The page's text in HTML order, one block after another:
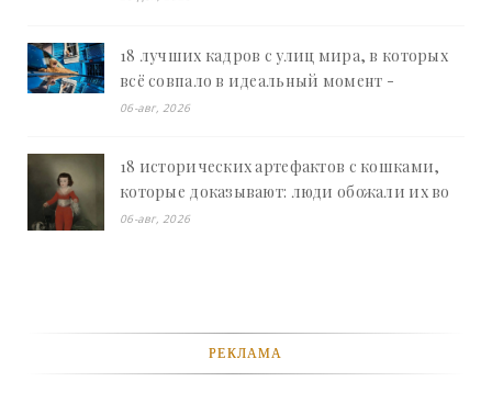
18 лучших кадров с улиц мира, в которых
всё совпало в идеальный момент -
«Смешное»
06-авг, 2026
18 исторических артефактов с кошками,
которые доказывают: люди обожали их во
все времена - «Смешное»
06-авг, 2026
РЕКЛАМА